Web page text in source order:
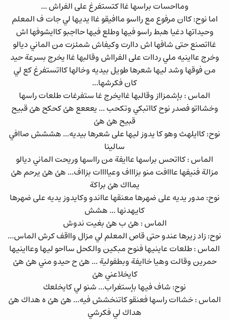
ومااحسات براسها غاا كتستفرغ على الفراش ...
اما نوح: كاان مرفوع مع رااسو ماافيقو غاا يديها لي جات ف المعلم
وحيداتها دغيا هبط راسو فيها وطلع فيها حااجبو كاايشوفها اش
غااتصنع حتى شافها اش داارت وكيفاش شمئزت من الماني ديالو
وخرج عااينيه ملي رداات على الفرااش وقالبها غاا يخرج بسرعة حيد
من فوقها وشد ليها شعرها طويل بيديه وخالها كااتستفرغ كع لي
كان فكرشها...
الماس : بإشمزااز وقالبها غاايخرج غا ستفرغات طلعات راسها
وخشااتو فصدر نوح كااتبكي وتكحب ... يعععع هئ كحكح هئ قبيح
قبيح هئ هئ
نوح: كاايلهث وهو كا يدوز ليها على شعرها بيديه... هششش صاافي
سالينا
الماس : كااتحس براسها عاايفة من رااسها وريحت الماني ديالو
مزالة فنيفها عااافت منو بزاااف وعياااات بزااف... هئ هئ يرحم هئ
يمااك هئ براكة
نوح: مدور يديه على ضهرها معنقها عااندو وكايدوز يديه على ضهرها
كايهدنها ... هشش
الماس : هئ ب هئ بغيت ندوش
نوح: زاد زيرها عندو حتى قاص المعلم لي مزال وااقف كرش الماس...
الماس : طلعات عاينيها فنوح مبكين والكحل سااحو ليها وعااينيها
حمرين وقالت وهيا خاايفة وبطفولية ... هئ ح حيدو مني هئ هئ
كايخلاعني هئ
نوح: شاف فيها بإستغراب... شنو لي كايخلعك
الماس : خشاات راسها فعنقو كاتنخشش فيه... هئ هئ ه هداك هئ
هداك لي فكرشي